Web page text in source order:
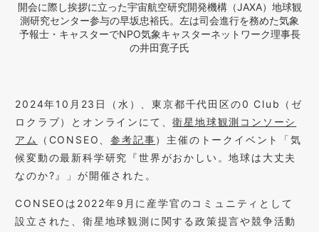
開会に際し挨拶に立った宇宙航空研究開発機構（JAXA）地球観
測研究センター参与の早坂忠裕氏。左は司会進行を務めた気象
予報士・キャスターでNPO気象キャスターネットワーク理事長
の井田寛子氏
2024年10月23日（水）、東京都千代田区の0 Club（ゼ
ロクラブ）とオンラインにて、衛星地球観測コンソーシ
アム
（CONSEO、参考記事）主催のトークイベント「気
候変動の最新科学研究『世界がおかしい。地球は大丈夫
なのか?』」が開催された。
CONSEOは2022年9月に産学官のコミュニティとして
設立された、衛星地球観測に関する政策提言や競争活動